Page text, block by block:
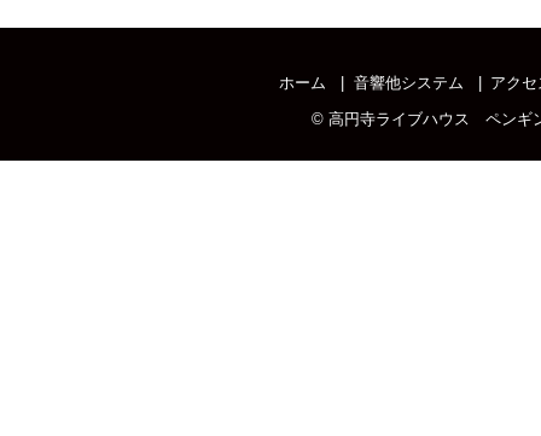
ホーム 音響他システム
アクセ
© 高円寺ライブハウス ペンギ